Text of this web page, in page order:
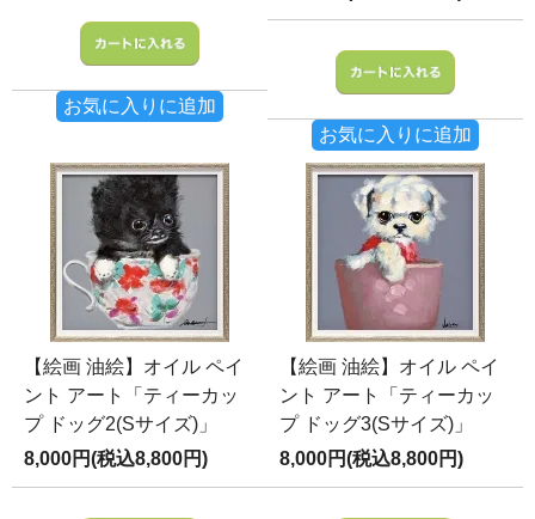
お気に入りに追加
お気に入りに追加
【絵画 油絵】オイル ペイ
ント アート「ティーカッ
プ ドッグ2(Sサイズ)」
8,000円(税込8,800円)
【絵画 油絵】オイル ペイ
ント アート「ティーカッ
プ ドッグ3(Sサイズ)」
8,000円(税込8,800円)